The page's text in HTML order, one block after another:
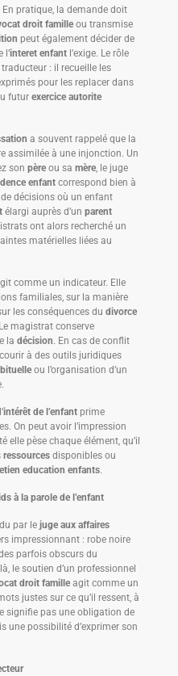
pratique, la demande doit
droit famille ou transmise
peut également décider de
l’interet enfant l’exige. Le rôle
: il recueille les
pour les replacer dans
futur exercice autorite
a souvent rappelé que la
assimilée à une injonction. Un
son père ou sa mère, le juge
enfant correspond bien à
décisions où un enfant
élargi auprès d’un parent
ont alors recherché un
matérielles liées au
comme un indicateur. Elle
familiales, sur la manière
les conséquences du divorce
magistrat conserve
la décision. En cas de conflit
à des outils juridiques
ou l’organisation d’un
intérêt de l’enfant prime
On peut avoir l’impression
elle pèse chaque élément, qu’il
ressources disponibles ou
education enfants.
à la parole de l’enfant
par le juge aux affaires
impressionnant : robe noire
parfois obscurs du
le soutien d’un professionnel
droit famille agit comme un
justes sur ce qu’il ressent, à
signifie pas une obligation de
une possibilité d’exprimer son